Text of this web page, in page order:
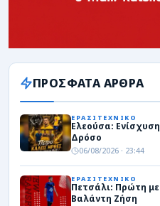
ΠΡΟΣΦΑΤΑ ΑΡΘΡΑ
ΕΡΑΣΙΤΕΧΝΙΚΟ
Ελεούσα:
Δρόσο
06/08/2026 · 23:44
ΕΡΑΣΙΤΕΧΝΙΚΟ
Πετσάλι: Πρώτη
Βαλάντη Ζήση